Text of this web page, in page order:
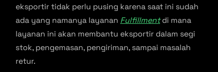
eksportir tidak perlu pusing karena saat ini sudah
ada yang namanya layanan Fulfillmentdi mana
layanan ini akan membantu eksportir dalam segi
stok, pengemasan, pengiriman, sampai masalah
retur.